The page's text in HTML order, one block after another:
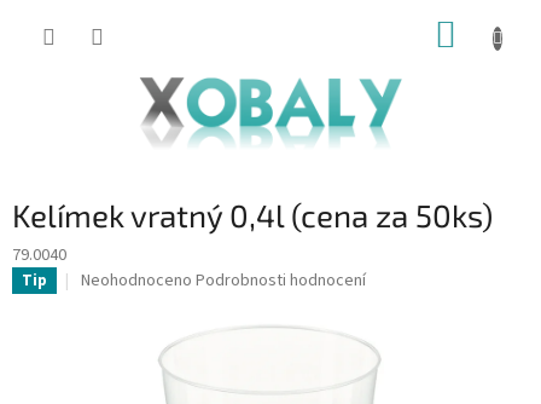
KOŠÍK
Kelímek vratný 0,4l (cena za 50ks)
79.0040
Tip
Průměrné
Neohodnoceno Podrobnosti hodnocení